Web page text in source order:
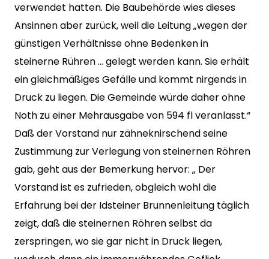
verwendet hatten. Die Baubehörde wies dieses
Ansinnen aber zurück, weil die Leitung „wegen der
günstigen Verhältnisse ohne Bedenken in
steinerne Rühren … gelegt werden kann. Sie erhält
ein gleichmäßiges Gefälle und kommt nirgends in
Druck zu liegen. Die Gemeinde würde daher ohne
Noth zu einer Mehrausgabe von 594 fl veranlasst.“
Daß der Vorstand nur zähneknirschend seine
Zustimmung zur Verlegung von steinernen Röhren
gab, geht aus der Bemerkung hervor: „ Der
Vorstand ist es zufrieden, obgleich wohl die
Erfahrung bei der Idsteiner Brunnenleitung täglich
zeigt, daß die steinernen Röhren selbst da
zerspringen, wo sie gar nicht in Druck liegen,